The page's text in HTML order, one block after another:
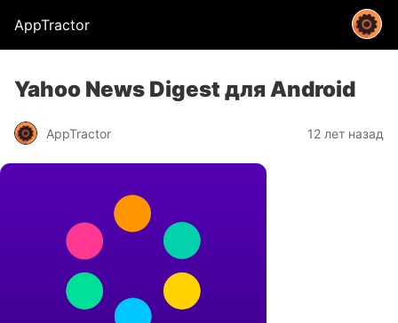
AppTractor
Yahoo News Digest для Android
AppTractor 12 лет назад